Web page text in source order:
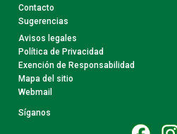
Contacto
Sugerencias
Avisos legales
Política de Privacidad
Exención de Responsabilidad
Mapa del sitio
Webmail
Síganos